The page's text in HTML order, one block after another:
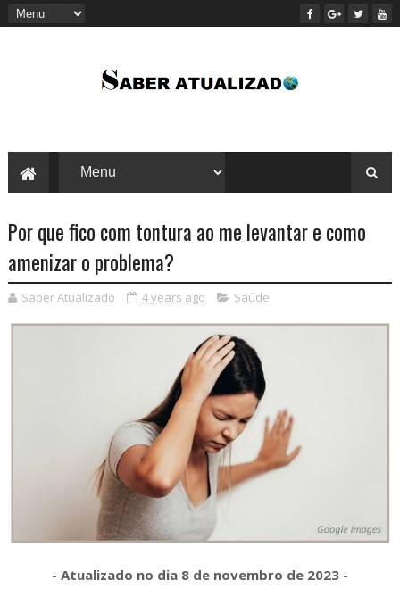
Por que fico com tontura ao me levantar e como
amenizar o problema?
Saber Atualizado 4 years ago Saúde
- Atualizado no dia 8 de novembro de 2023 -